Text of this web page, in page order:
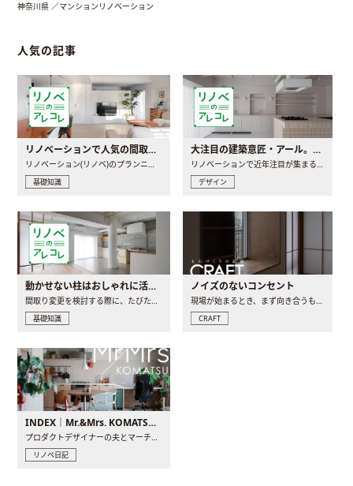
神奈川県 ／マンションリノベーション
人気の記事
リノベーションで人気の間取りとは？トレンドの間取りと実例を徹底解説
リノベーション(リノベ)のプランニングで一番最初に決めるのは..
基礎知識
大注目の建築意匠・アール。人気の理由と空間に取り入れるポイント
リノベーションで近年注目が集まる建築意匠の一つであるアール..
デザイン
動かせない柱はおしゃれに活用！柱を魅せるリノベーション(リノベ)4選
間取り変更を検討する際に、たびたび皆さんの頭を悩ませる動か..
基礎知識
ノイズのないコンセント
現場が始まるとき、まず向き合うものの一つがコンセントです..
CRAFT
INDEX｜Mr.&Mrs. KOMATSU renovation diary
プロダクトデザイナーの夫とマーチャンダイザーの妻が、夫婦で..
リノベ日記